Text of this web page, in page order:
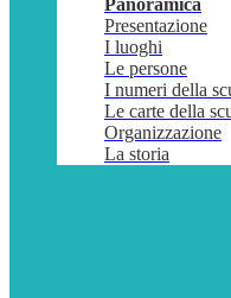
Panoramica
Presentazione
I luoghi
Le persone
I numeri della
Le carte della
Organizzazione
La storia